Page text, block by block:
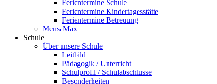
Ferientermine Schule
Ferientermine Kindertagesstätte
Ferientermine Betreuung
MensaMax
Schule
Über unsere Schule
Leitbild
Pädagogik / Unterricht
Schulprofil / Schulabschlüsse
Besonderheiten